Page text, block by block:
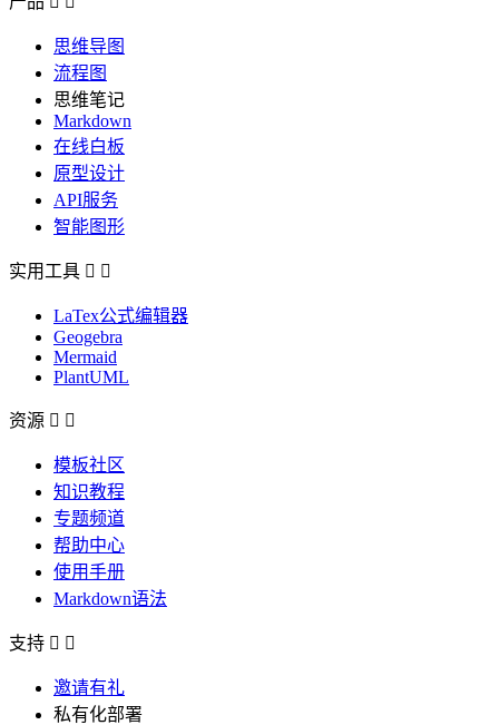
思维导图
流程图
思维笔记
Markdown
在线白板
原型设计
API服务
智能图形
实用工具  
LaTex公式编辑器
Geogebra
Mermaid
PlantUML
资源  
模板社区
知识教程
专题频道
帮助中心
使用手册
Markdown语法
支持  
邀请有礼
私有化部署